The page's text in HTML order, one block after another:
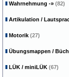
Wahrnehmung -» (82)
Artikulation /
Motorik (27)
Übungsmappen /
LÜK / miniLÜK (67)